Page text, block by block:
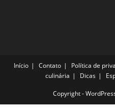
Início Contato Política de
culinária
Dicas
Copyright -